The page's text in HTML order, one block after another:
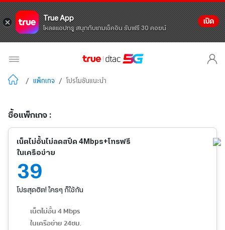
True App
โหลดแอปทรู สนุกกับเกมเช็คอิน รับฟรี 30 คอยน์
เปิด
/ แพ็กเกจ / โปรโมชันแนะนำ
ซื้อแพ็กเกจ :
เน็ตไม่อั้นไม่ลดสปีด 4Mbps+โทรฟรี
ในเครือข่าย
39
โปรสุดฮิต! ใครๆ ก็ใช้กัน
เน็ตไม่อั้น 4 Mbps
ในเครือข่าย 24ชม.